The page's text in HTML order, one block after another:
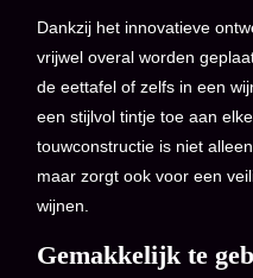
Dankzij het innovatieve
vrijwel overal worden
de eettafel of zelfs in een
een stijlvol tintje toe aan
touwconstructie is niet
maar zorgt ook voor een
wijnen.
Gemakkelijk te